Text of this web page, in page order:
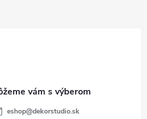
eshop@dekorstudio.sk